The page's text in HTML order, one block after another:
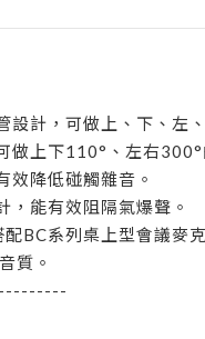
計，可做上、下、左
上下110°、左右300°
降低碰觸雜音。
能有效阻隔氣爆聲。
系列桌上型會議麥克
質。